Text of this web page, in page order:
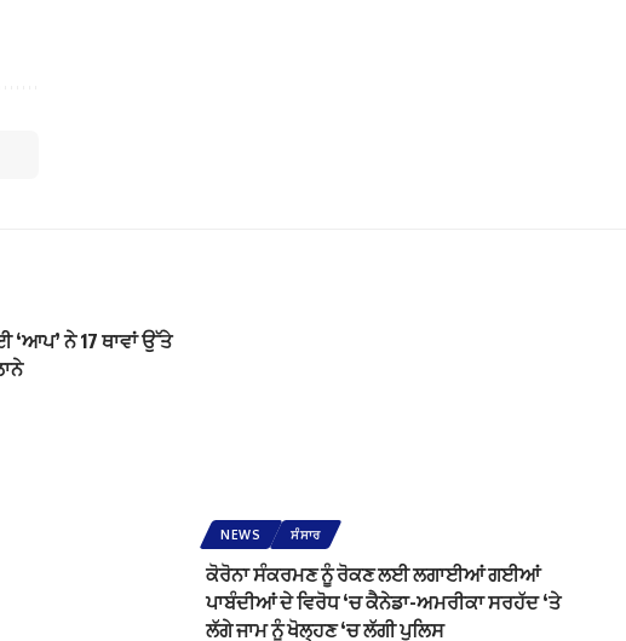
‘ਆਪ’ ਨੇ 17 ਥਾਵਾਂ ਉੱਤੇ
NEWS ਸੰਸਾਰ
ਕੋਰੋਨਾ ਸੰਕਰਮਣ ਨੂੰ ਰੋਕਣ ਲਈ ਲਗਾਈਆਂ ਗਈਆਂ
ਪਾਬੰਦੀਆਂ ਦੇ ਵਿਰੋਧ ‘ਚ ਕੈਨੇਡਾ-ਅਮਰੀਕਾ ਸਰਹੱਦ ‘ਤੇ
ਲੱਗੇ ਜਾਮ ਨੂੰ ਖੋਲ੍ਹਣ ‘ਚ ਲੱਗੀ ਪੁਲਿਸ